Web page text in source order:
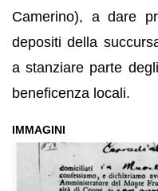
Camerino), a dare
depositi della
a stanziare parte
beneficenza locali.
IMMAGINI